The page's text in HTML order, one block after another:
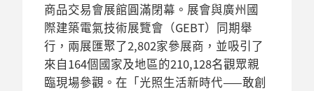
商品交易會展館圓滿閉幕。展會與廣州國
際建築電氣技術展覽會（GEBT）同期舉
行，兩展匯聚了2,802家參展商，並吸引了
來自164個國家及地區的210,128名觀眾親
臨現場參觀。在「光照生活新時代——敢創